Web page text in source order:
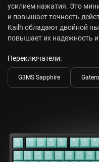
усилием нажатия. Это
и повышает точность
Kailh обладают двойной
повышает их надежность
Переключатели:
G3MS Sapphire